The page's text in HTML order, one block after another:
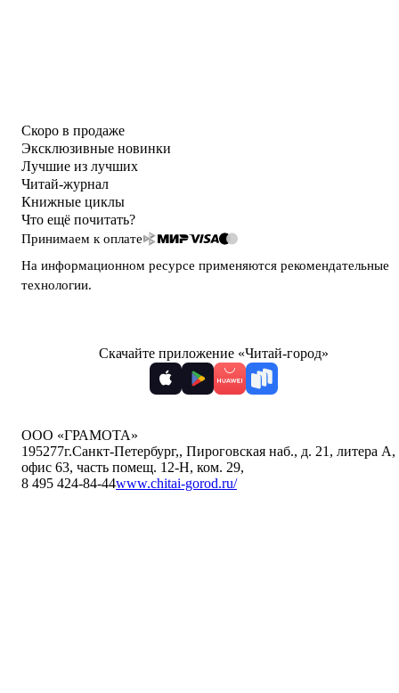
Скоро в продаже
Эксклюзивные новинки
Лучшие из лучших
Читай-журнал
Книжные циклы
Что ещё почитать?
Принимаем к оплате
На информационном ресурсе применяются рекомендательные
технологии.
Скачайте приложение «Читай-город»
ООО «ГРАМОТА»
195277г.Санкт-Петербург,, Пироговская наб., д. 21, литера А,
офис 63, часть помещ. 12-Н, ком. 29,
8 495 424-84-44www.chitai-gorod.ru/